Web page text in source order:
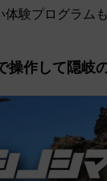
験プログラム
操作して隠岐